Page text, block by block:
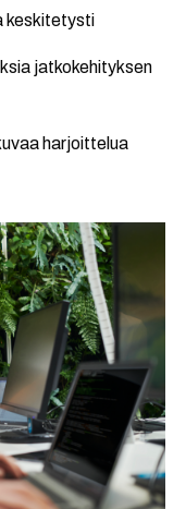
keskitetysti
jatkokehityksen
harjoittelua